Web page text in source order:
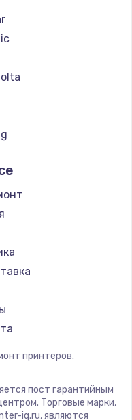
принтеров.
пост гарантийным
Торговые марки,
iq.ru, являются